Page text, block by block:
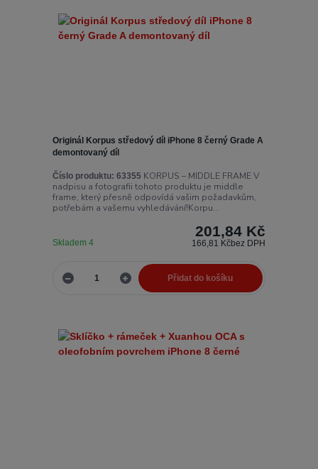
Originál Korpus středový díl iPhone 8 černý Grade A
demontovaný díl
Číslo produktu: 63355 KORPUS – MIDDLE FRAME V
nadpisu a fotografii tohoto produktu je middle
frame, který přesně odpovídá vašim požadavkům,
potřebám a vašemu vyhledávání!Korpu...
201,84 Kč
166,81 Kčbez DPH
Skladem 4
Přidat do košíku